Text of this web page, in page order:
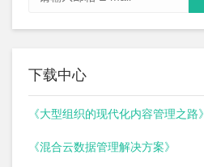
下载中心
《大型组织的现代化内容管理之路》
《混合云数据管理解决方案》